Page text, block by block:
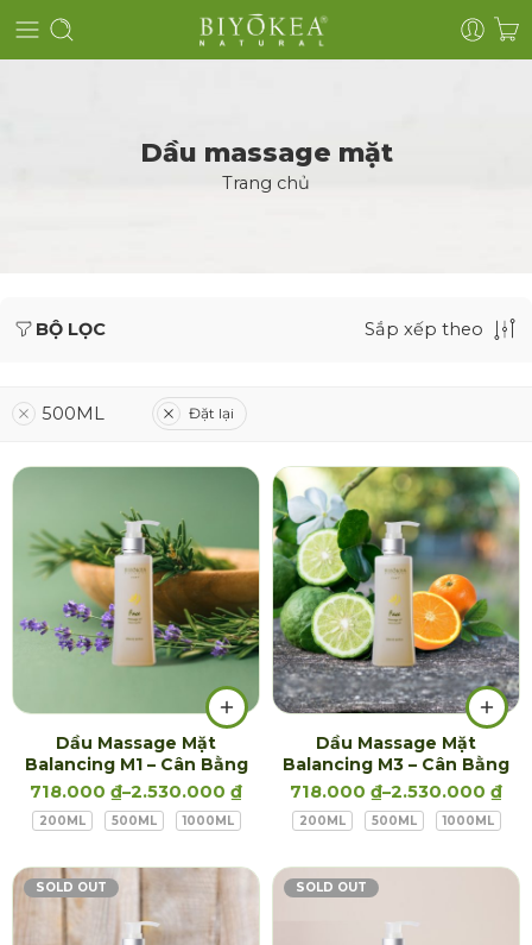
Dầu massage mặt
Trang chủ
BỘ LỌC Sắp xếp theo
500ML Đặt lại
Dầu Massage Mặt
Balancing M1 – Cân Bằng
718.000 ₫–2.530.000 ₫
200ML 500ML 1000ML
Dầu Massage Mặt
Balancing M3 – Cân Bằng
718.000 ₫–2.530.000 ₫
200ML 500ML 1000ML
SOLD OUT SOLD OUT